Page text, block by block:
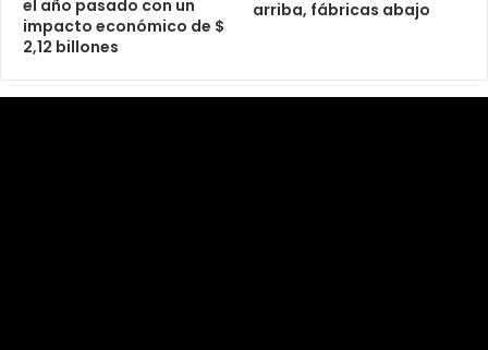
el año pasado con un
impacto económico de $
2,12 billones
arriba, fábricas abajo